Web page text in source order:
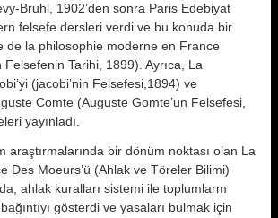
Bruhl, 1902’den sonra Paris Edebiyat
felsefe dersleri verdi ve bu konuda bir
de la philosophie moderne en France
Felsefenin Tarihi, 1899). Ayrıca, La
(jacobi’nin Felsefesi,1894) ve
Comte (Auguste Gomte’un Fel­sefesi,
yayın­ladı.
araştırmaların­da bir dönüm noktası olan La
Des Moeurs’ü (Ahlak ve Töreler Bilimi)
ahlak kuralları sistemi ile toplumlarm
gösterdi ve yasaları bulmak için